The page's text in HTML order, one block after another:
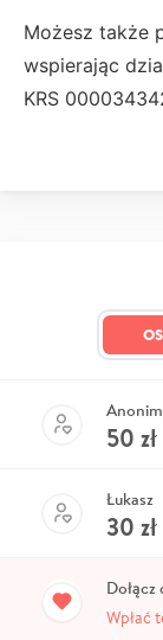
Możesz także
wspierając
KRS
50 zł
Łukasz
30 zł
Wpłać